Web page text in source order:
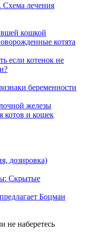
Схема лечения
кошкой
котята
если котенок не
беременности
железы
котов и кошек
дозировка)
Скрытые
Боцман
не наберетесь